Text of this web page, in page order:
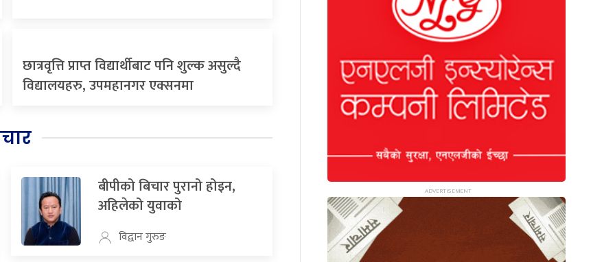
छात्रवृत्ति प्राप्त विद्यार्थीबाट पनि शुल्क असुल्दै
विद्यालयहरु, उपमहानगर एक्सनमा
बीपीको बिचार पुरानो होइन,
अहिलेको युवाको
विद्वान गुरुङ